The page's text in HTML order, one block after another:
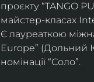
проєкту “TANGO
майстер-класах
Є лауреаткою
Europe” (Дольний
номінації “Соло”.